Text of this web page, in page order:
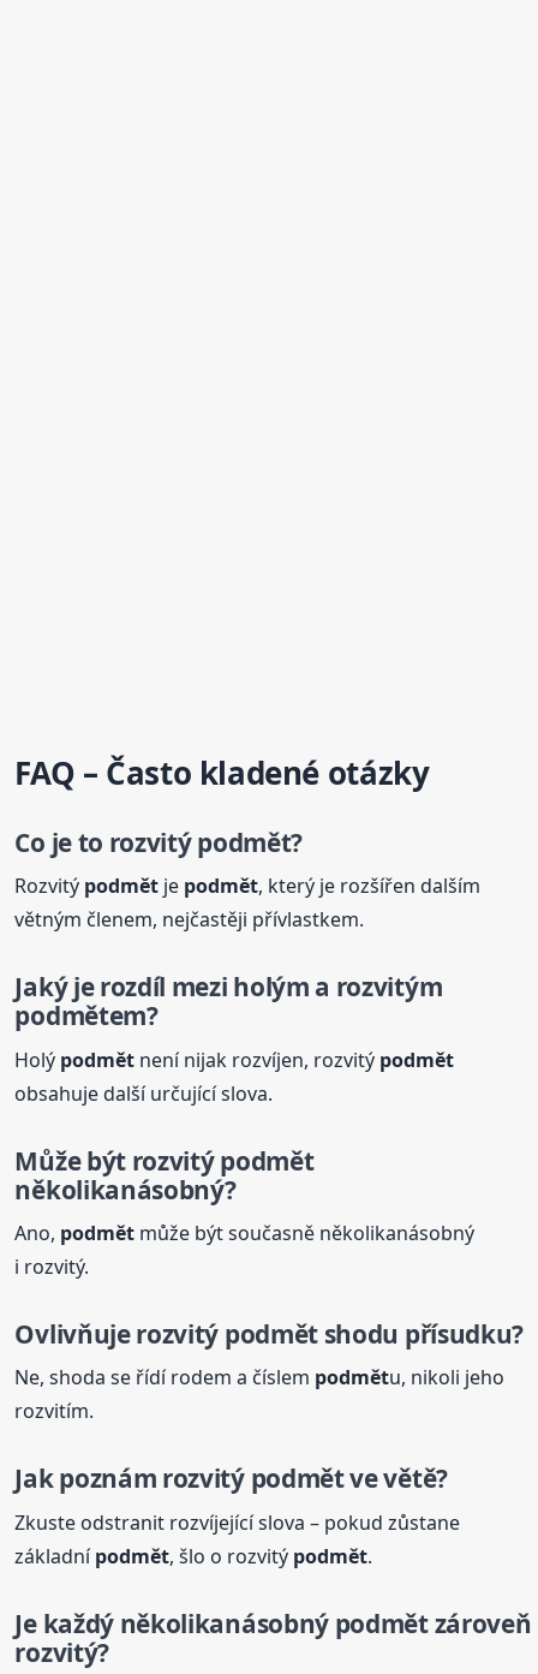
FAQ – Často kladené otázky
Co je to rozvitýpodmět?
Rozvitý podmět je podmět, který je rozšířen dalším
větným členem, nejčastěji přívlastkem.
Jaký je rozdíl mezi holým a rozvitým
podmětem?
Holý podmět není nijak rozvíjen, rozvitý podmět
obsahuje další určující slova.
Může být rozvitýpodmět
několikanásobný?
Ano, podmět může být současně několikanásobný
i rozvitý.
Ovlivňuje rozvitý podmět shodu přísudku?
Ne, shoda se řídí rodem a číslem podmětu, nikoli jeho
rozvitím.
Jak poznám rozvitý podmětve větě?
Zkuste odstranit rozvíjející slova – pokud zůstane
základnípodmět, šlo o rozvitý podmět.
Je každý několikanásobný podmětzároveň
rozvitý?